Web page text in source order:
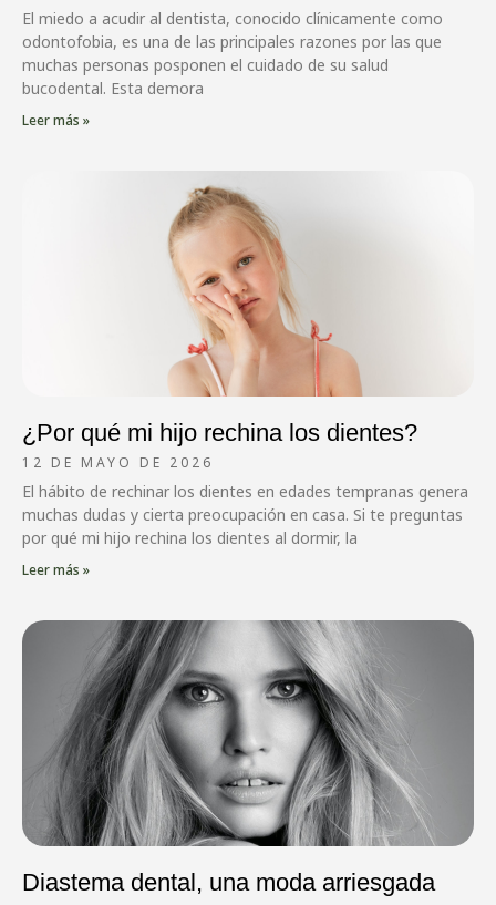
El miedo a acudir al dentista, conocido clínicamente como
odontofobia, es una de las principales razones por las que
muchas personas posponen el cuidado de su salud
bucodental. Esta demora
Leer más »
¿Por qué mi hijo rechina los dientes?
12 DE MAYO DE 2026
El hábito de rechinar los dientes en edades tempranas genera
muchas dudas y cierta preocupación en casa. Si te preguntas
por qué mi hijo rechina los dientes al dormir, la
Leer más »
Diastema dental, una moda arriesgada